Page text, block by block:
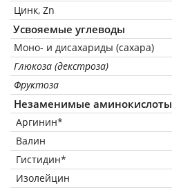
Цинк, Zn
Усвояемые углеводы
Моно- и дисахариды (сахара)
Глюкоза (декстроза)
Фруктоза
Незаменимые аминокислоты
Аргинин*
Валин
Гистидин*
Изолейцин